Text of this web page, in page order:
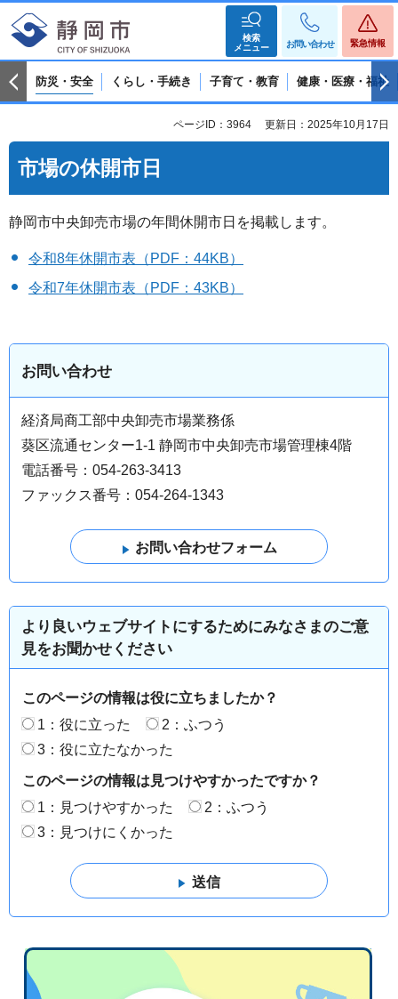
検索
メニュー
お問い合わせ 緊急情報
防災・安全 くらし・手続き 子育て・教育 健康・医療・福祉
ページID：3964 更新日：2025年10月17日
市場の休開市日
静岡市中央卸売市場の年間休開市日を掲載します。
令和8年休開市表（PDF：44KB）
令和7年休開市表（PDF：43KB）
お問い合わせ
経済局商工部中央卸売市場業務係
葵区流通センター1-1 静岡市中央卸売市場管理棟4階
電話番号：054-263-3413
ファックス番号：054-264-1343
より良いウェブサイトにするためにみなさまのご意
見をお聞かせください
このページの情報は役に立ちましたか？
1：役に立った
2：ふつう
3：役に立たなかった
このページの情報は見つけやすかったですか？
1：見つけやすかった
2：ふつう
3：見つけにくかった